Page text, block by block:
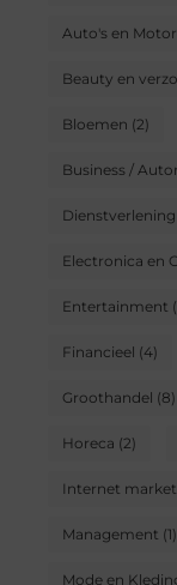
Auto's en
Beauty en
Bloemen (2)
Business /
Dienstverlening
Electronica en
Entertainment
Financieel (4)
Groothandel (8)
Horeca (2)
Internet
Management (1)
Mode en